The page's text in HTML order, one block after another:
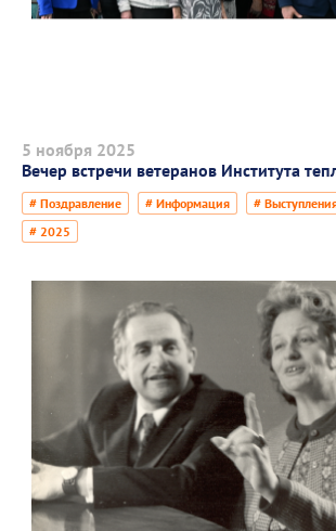
5 ноября 2025
Вечер встречи ветеранов Института
# Поздравление # Информация #
# 2025